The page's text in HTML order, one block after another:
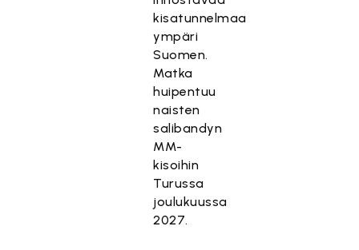
kisatunnelmaa
ympäri
Suomen.
Matka
huipentuu
naisten
salibandyn
MM-
kisoihin
Turussa
joulukuussa
2027.